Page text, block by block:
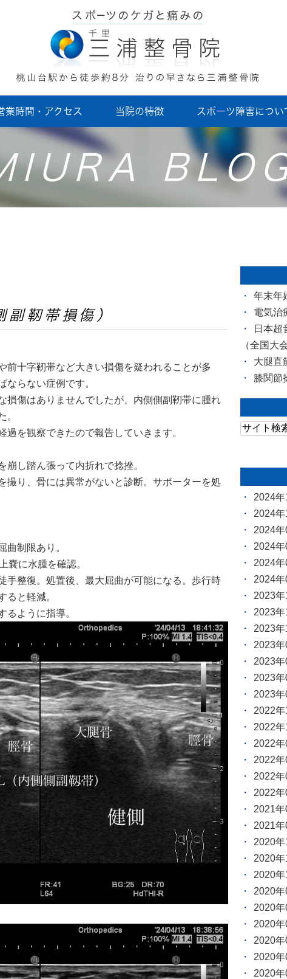
業時間・アクセス 当院の特徴 スポーツ障害につい
副靭帯損傷）
前十字靭帯など大きい損傷を疑われることが多
ならない症例です。
損傷はありませんでしたが、内側側副靭帯に腫れ
。
を観察できたので報告していきます。
し踏ん張って内折れで捻挫。
撮り、骨には異常がないと診断。サポーターを処
曲制限あり。
嚢に水腫を確認。
手整復。処置後、最大屈曲が可能になる。歩行時
ると軽減。
るように指導。
年末年
電気治
日本
（全国大
大腿直
膝関節
2024年
2024年
2024年
2024年
2024年
2024年
2023年
2023年
2023年
2023年
2023年
2023年
2023年
2022年
2022年
2022年
2022年
2022年
2022年
2021年
2021年
2020年
2020年
2020年
2020年
2020年
2020年
2020年
2020年
2020年